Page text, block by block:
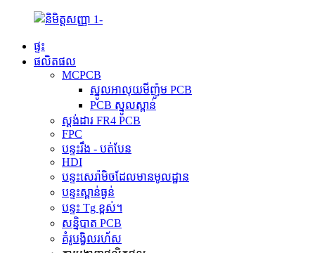
ផ្ទះ
ផលិតផល
MCPCB
ស្នូលអាលុយមីញ៉ូម PCB
PCB ស្នូលស្ពាន់
ស្តង់ដារ FR4 PCB
FPC
បន្ទះរឹង - បត់បែន
HDI
បន្ទះសេរ៉ាមិចដែលមានមូលដ្ឋាន
បន្ទះស្ពាន់ធ្ងន់
បន្ទះ Tg ខ្ពស់។
សន្និបាត PCB
គំរូបង្វិលរហ័ស